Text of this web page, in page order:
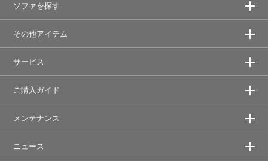
ソファを探す
その他アイテム
サービス
ご購入ガイド
メンテナンス
ニュース